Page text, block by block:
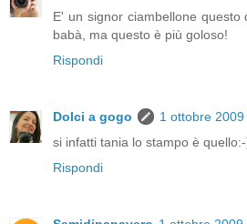
E' un signor ciambellone questo
babà, ma questo è più goloso!
Rispondi
Dolci a gogo
1 ottobre
si infatti tania lo stampo è
Rispondi